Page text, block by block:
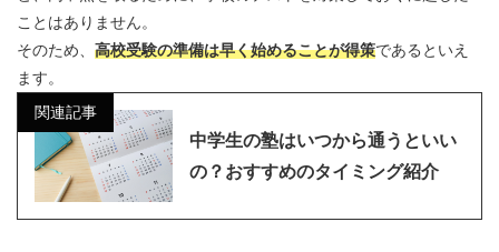
ことはありません。
そのため、 高校受験の準備は早く始めることが得策であるといえ
ます。
関連記事
中学生の塾はいつから通うといい
の？おすすめのタイミング紹介